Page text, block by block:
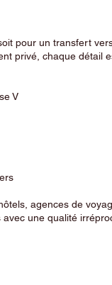
pour un transfert
privé, chaque détail
V
agences de
une qualité